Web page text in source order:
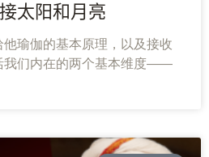
太阳和月亮
瑜伽的基本原理，以及接收
我们内在的两个基本维度——